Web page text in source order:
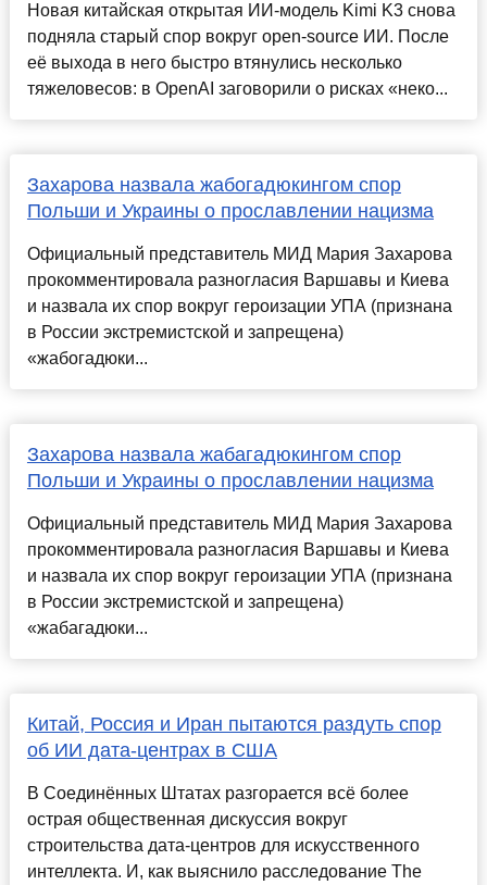
Новая китайская открытая ИИ-модель Kimi K3 снова
подняла старый спор вокруг open-source ИИ. После
её выхода в него быстро втянулись несколько
тяжеловесов: в OpenAI заговорили о рисках «неко...
Захарова назвала жабогадюкингом спор
Польши и Украины о прославлении нацизма
Официальный представитель МИД Мария Захарова
прокомментировала разногласия Варшавы и Киева
и назвала их спор вокруг героизации УПА (признана
в России экстремистской и запрещена)
«жабогадюки...
Захарова назвала жабагадюкингом спор
Польши и Украины о прославлении нацизма
Официальный представитель МИД Мария Захарова
прокомментировала разногласия Варшавы и Киева
и назвала их спор вокруг героизации УПА (признана
в России экстремистской и запрещена)
«жабагадюки...
Китай, Россия и Иран пытаются раздуть спор
об ИИ дата-центрах в США
В Соединённых Штатах разгорается всё более
острая общественная дискуссия вокруг
строительства дата-центров для искусственного
интеллекта. И, как выяснило расследование The